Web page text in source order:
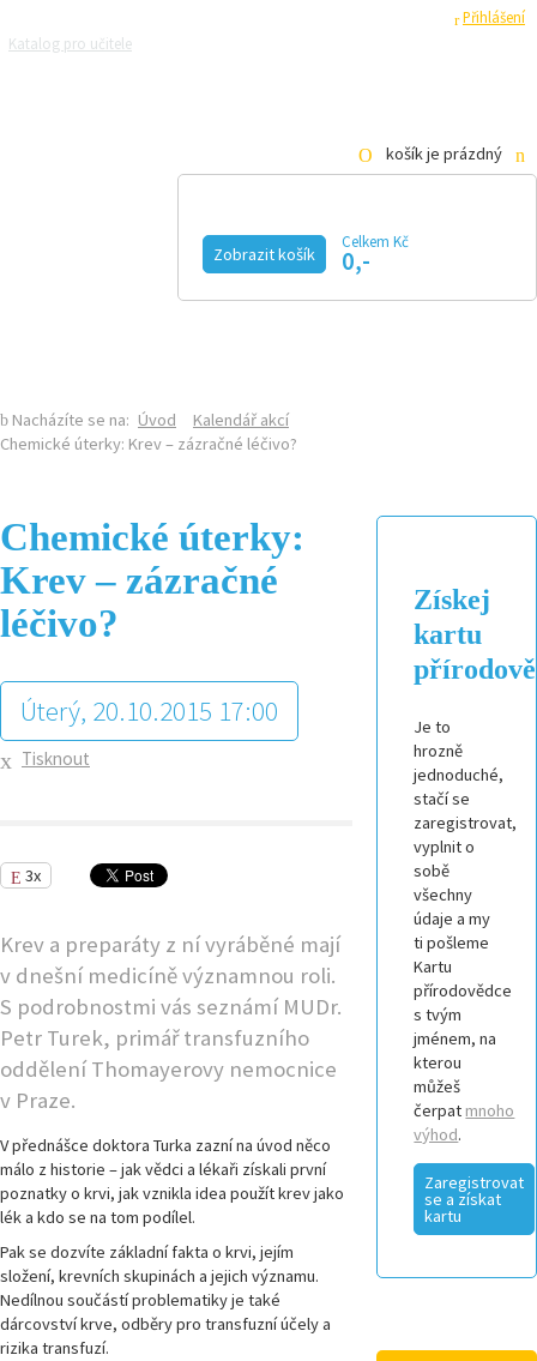
Přihlášení
Katalog pro učitele
košík je prázdný
Zobrazit košík
Celkem Kč
0,-
Nacházíte se na: Úvod
Kalendář akcí
Chemické úterky: Krev – zázračné léčivo?
Chemické úterky:
Krev – zázračné
léčivo?
Úterý, 20.10.2015 17:00
Tisknout
3x
Krev a preparáty z ní vyráběné mají
v dnešní medicíně významnou roli.
S podrobnostmi vás seznámí MUDr.
Petr Turek, primář transfuzního
oddělení Thomayerovy nemocnice
v Praze.
V přednášce doktora Turka zazní na úvod něco
málo z historie – jak vědci a lékaři získali první
poznatky o krvi, jak vznikla idea použít krev jako
lék a kdo se na tom podílel.
Pak se dozvíte základní fakta o krvi, jejím
složení, krevních skupinách a jejich významu.
Nedílnou součástí problematiky je také
dárcovství krve, odběry pro transfuzní účely a
rizika transfuzí.
Získej
kartu
Je to
hrozně
jednoduché,
stačí se
zaregistrovat,
vyplnit o
sobě
všechny
údaje a my
ti pošleme
Kartu
přírodovědce
s tvým
jménem, na
kterou
můžeš
čerpat mnoho
výhod.
Zaregistrovat
se a získat
kartu